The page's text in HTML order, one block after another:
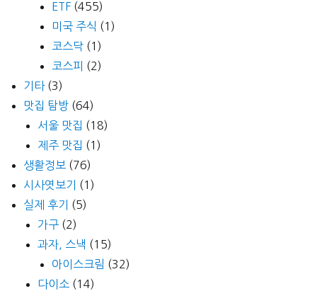
ETF (455)
미국 주식 (1)
코스닥 (1)
코스피 (2)
기타(3)
맛집 탐방 (64)
서울 맛집 (18)
제주 맛집 (1)
생활정보 (76)
시사엿보기
(1)
실제 후기
(5)
가구 (2)
과자, 스낵 (15)
아이스크림 (32)
다이소 (14)